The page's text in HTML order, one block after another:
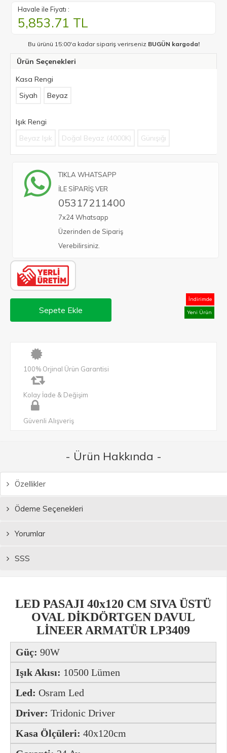
Havale ile Fiyatı :
5,853.71 TL
Bu ürünü 15:00'a kadar sipariş verirseniz BUGÜN kargoda!
Ürün Seçenekleri
Kasa Rengi
Siyah
Beyaz
Işık Rengi
Beyaz Işık
Doğal Beyaz (4000K) Günışığı
TIKLA WHATSAPP
İLE SİPARİŞ VER
05317211400
7x24 Whatsapp
Üzerinden de Sipariş
Verebilirsiniz.
Sepete Ekle
İndirimde
Yeni Ürün
100% Orjinal Ürün Garantisi
Kolay İade & Değişim
Güvenli Alışveriş
- Ürün Hakkında -
Özellikler
Ödeme Seçenekleri
Yorumlar
SSS
LED PASAJI 40x120 CM SIVA ÜSTÜ
OVAL DİKDÖRTGEN DAVUL
LİNEER ARMATÜR LP3409
Güç: 90W
Işık Akısı: 10500 Lümen
Led: Osram Led
Driver: Tridonic Driver
Kasa Ölçüleri: 40x120cm